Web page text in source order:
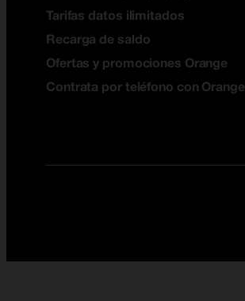
Tarifas datos ilimitados
Recarga de saldo
Ofertas y promociones Orange
Contrata por teléfono con Orange